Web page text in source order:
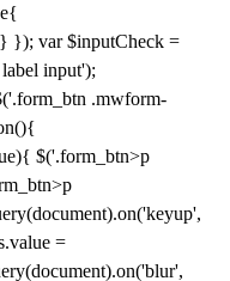
}); var $inputCheck =
input');
.mwform-
$('.form_btn>p
=